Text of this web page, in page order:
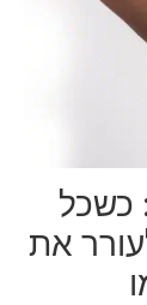
כשכל
את